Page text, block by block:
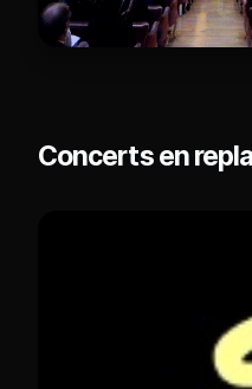
Concerts en